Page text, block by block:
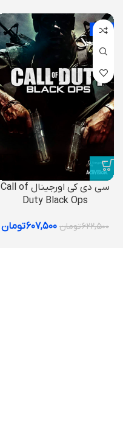
-2%
سی دی کی اورجینال Call of
Duty Black Ops
۶۲۲,۵۰۰تومان ۶۰۷,۵۰۰تومان